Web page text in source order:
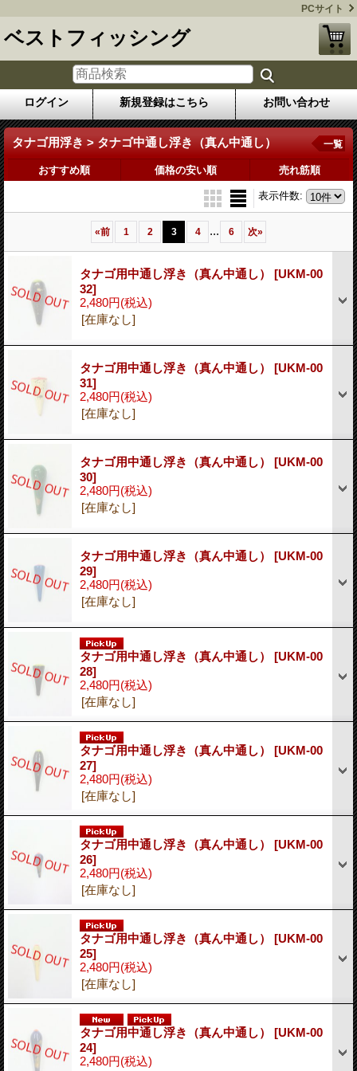
PCサイト
ベストフィッシング
ログイン 新規登録はこちら お問い合わせ
タナゴ用浮き > タナゴ中通し浮き（真ん中通し） 一覧
おすすめ順 価格の安い順 売れ筋順
表示件数:
«前 1 2 3 4 ... 6 次»
タナゴ用中通し浮き（真ん中通し） [UKM-00
32]
2,480円(税込)
[在庫なし]
タナゴ用中通し浮き（真ん中通し） [UKM-00
31]
2,480円(税込)
[在庫なし]
タナゴ用中通し浮き（真ん中通し） [UKM-00
30]
2,480円(税込)
[在庫なし]
タナゴ用中通し浮き（真ん中通し） [UKM-00
29]
2,480円(税込)
[在庫なし]
タナゴ用中通し浮き（真ん中通し） [UKM-00
28]
2,480円(税込)
[在庫なし]
タナゴ用中通し浮き（真ん中通し） [UKM-00
27]
2,480円(税込)
[在庫なし]
タナゴ用中通し浮き（真ん中通し） [UKM-00
26]
2,480円(税込)
[在庫なし]
タナゴ用中通し浮き（真ん中通し） [UKM-00
25]
2,480円(税込)
[在庫なし]
タナゴ用中通し浮き（真ん中通し） [UKM-00
24]
2,480円(税込)